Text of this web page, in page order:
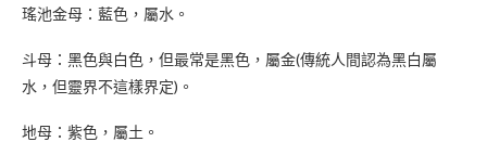
瑤池金母：藍色，屬水。
斗母：黑色與白色，但最常是黑色，屬金(傳統人間認為黑白屬
水，但靈界不這樣界定)。
地母：紫色，屬土。